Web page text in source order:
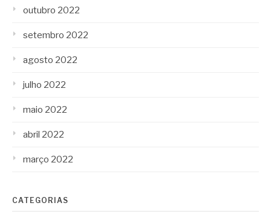
outubro 2022
setembro 2022
agosto 2022
julho 2022
maio 2022
abril 2022
março 2022
CATEGORIAS